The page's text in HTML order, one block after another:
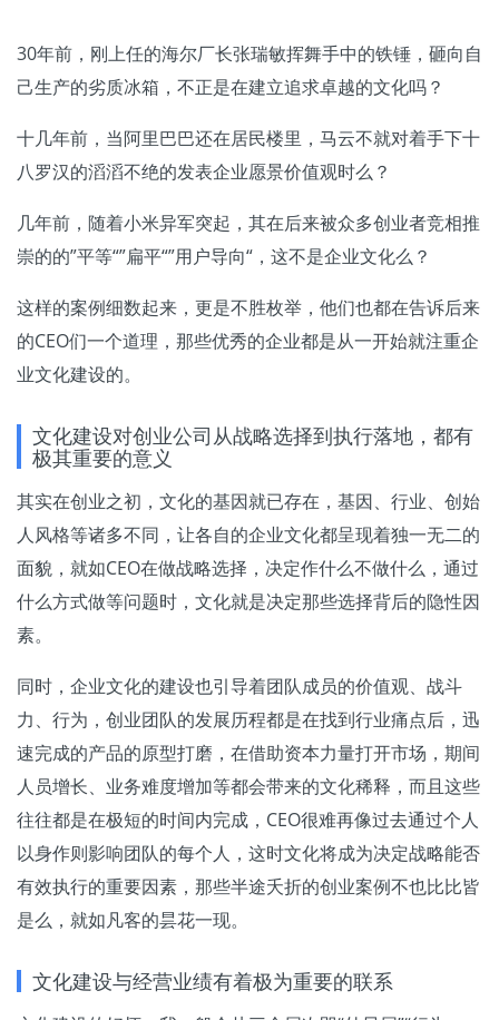
30年前，刚上任的海尔厂长张瑞敏挥舞手中的铁锤，砸向自
己生产的劣质冰箱，不正是在建立追求卓越的文化吗？
十几年前，当阿里巴巴还在居民楼里，马云不就对着手下十
八罗汉的滔滔不绝的发表企业愿景价值观时么？
几年前，随着小米异军突起，其在后来被众多创业者竞相推
崇的的”平等“”扁平“”用户导向“，这不是企业文化么？
这样的案例细数起来，更是不胜枚举，他们也都在告诉后来
的CEO们一个道理，那些优秀的企业都是从一开始就注重企
业文化建设的。
文化建设对创业公司从战略选择到执行落地，都有
极其重要的意义
其实在创业之初，文化的基因就已存在，基因、行业、创始
人风格等诸多不同，让各自的企业文化都呈现着独一无二的
面貌，就如CEO在做战略选择，决定作什么不做什么，通过
什么方式做等问题时，文化就是决定那些选择背后的隐性因
素。
同时，企业文化的建设也引导着团队成员的价值观、战斗
力、行为，创业团队的发展历程都是在找到行业痛点后，迅
速完成的产品的原型打磨，在借助资本力量打开市场，期间
人员增长、业务难度增加等都会带来的文化稀释，而且这些
往往都是在极短的时间内完成，CEO很难再像过去通过个人
以身作则影响团队的每个人，这时文化将成为决定战略能否
有效执行的重要因素，那些半途夭折的创业案例不也比比皆
是么，就如凡客的昙花一现。
文化建设与经营业绩有着极为重要的联系